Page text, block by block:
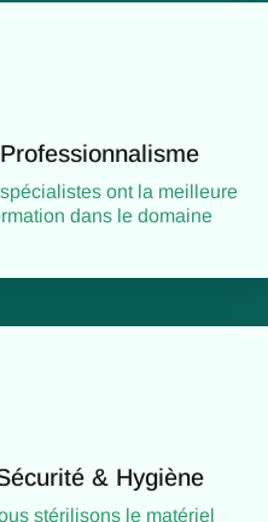
Professionnalisme
ont la meilleure
dans le domaine
& Hygiène
stérilisons le matériel